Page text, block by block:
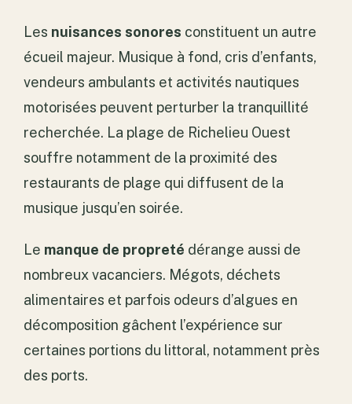
Les nuisances sonores constituent un autre
écueil majeur. Musique à fond, cris d’enfants,
vendeurs ambulants et activités nautiques
motorisées peuvent perturber la tranquillité
recherchée. La plage de Richelieu Ouest
souffre notamment de la proximité des
restaurants de plage qui diffusent de la
musique jusqu’en soirée.
Le manque de propreté dérange aussi de
nombreux vacanciers. Mégots, déchets
alimentaires et parfois odeurs d’algues en
décomposition gâchent l’expérience sur
certaines portions du littoral, notamment près
des ports.